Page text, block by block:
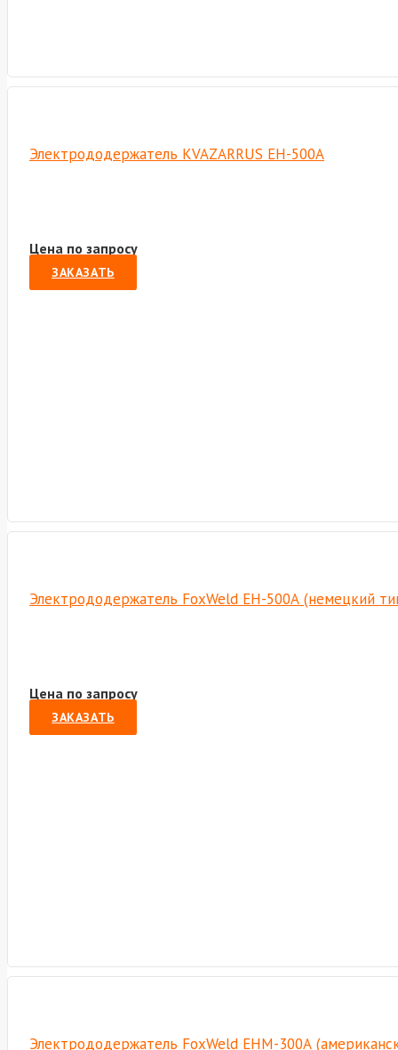
Электрододержатель KVAZARRUS EH-500A
Цена по запросу
ЗАКАЗАТЬ
Электрододержатель FoxWeld EH-500А (немецкий
Цена по запросу
ЗАКАЗАТЬ
Электрододержатель FoxWeld EHM-300А